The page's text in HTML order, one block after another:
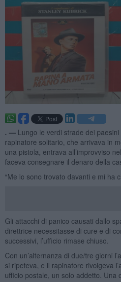
. — Lungo le verdi strade dei paesini
rapinatore solitario, che arrivava in
una pistola, entrava all’improvviso
faceva consegnare il denaro della
“Me lo sono trovato davanti e mi ha
Gli attacchi di panico causati dallo
direttrice necessitasse di cure e di
successivi, l’ufficio rimase chiuso.
Con un’alternanza di due/tre giorni
si ripeteva, e il rapinatore rivolgeva
ufficio postale, un solo addetto. Una